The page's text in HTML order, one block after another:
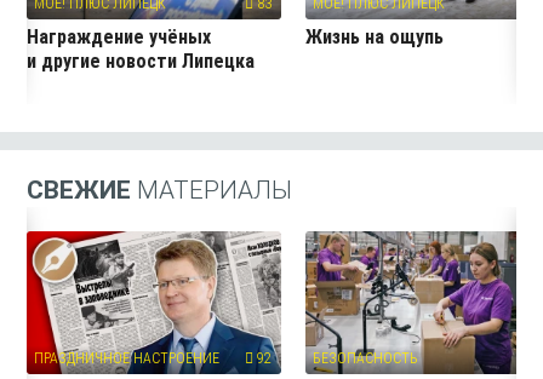
МОЁ! ПЛЮС ЛИПЕЦК 83
Награждение учёных
и другие новости Липецка
МОЁ! ПЛЮС ЛИПЕЦК
Жизнь на ощупь
СВЕЖИЕ МАТЕРИАЛЫ
ПРАЗДНИЧНОЕ НАСТРОЕНИЕ 92 БЕЗОПАСНОСТЬ